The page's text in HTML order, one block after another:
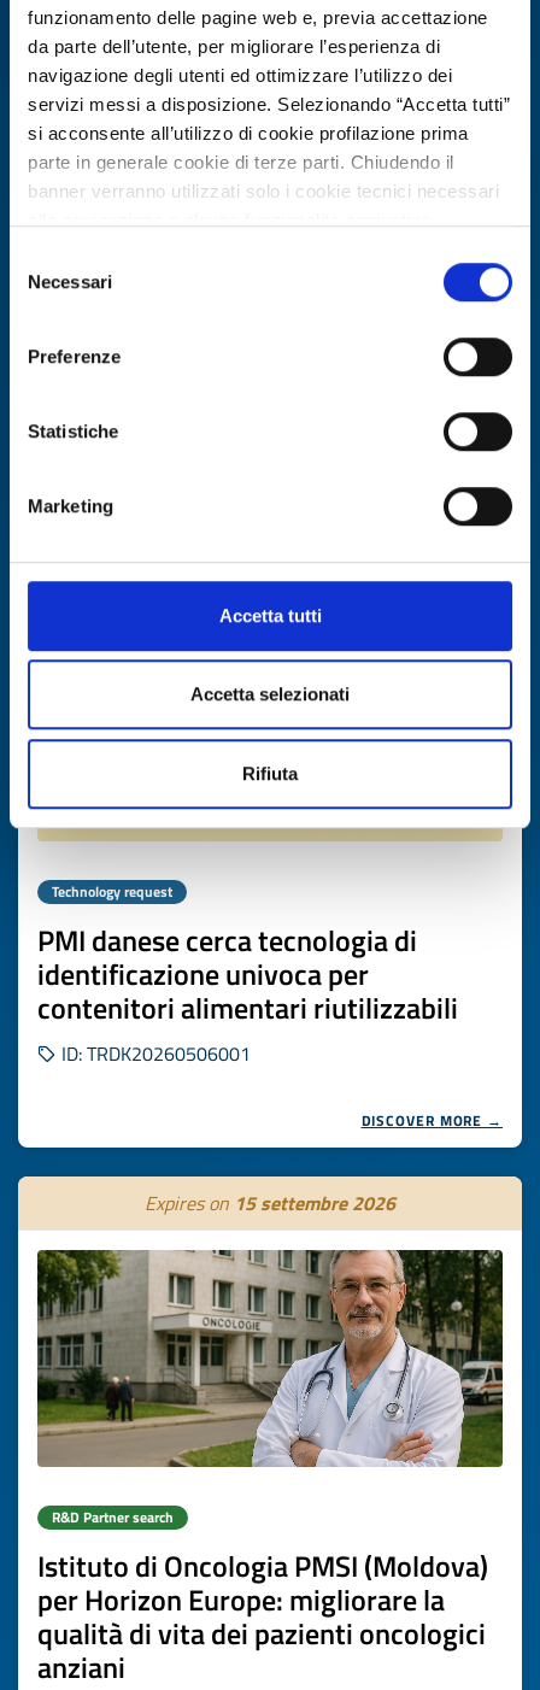
funzionamento delle pagine web e, previa accettazione
da parte dell’utente, per migliorare l’esperienza di
navigazione degli utenti ed ottimizzare l’utilizzo dei
servizi messi a disposizione. Selezionando “Accetta tutti”
si acconsente all’utilizzo di cookie profilazione prima
parte in generale cookie di terze parti. Chiudendo il
banner verranno utilizzati solo i cookie tecnici necessari
Per conoscere i dettagli, consulta la nostra cookie policy.
https://www.openinnovation.regione.lombardia.it/it/co
https://www.openinnovation.regione.lombardia.it/it/pr
delNecessari
Preferenze
Statistiche
Marketing
Accetta tutti
Accetta selezionati
Rifiuta
alimentari per testare trattamento
ID: TRFR20260424019
DISCOVER MORE →
Expires on08 maggio 2027
Technology request
PMI danese cerca tecnologia di
identificazione univoca per
contenitori alimentari riutilizzabili
ID: TRDK20260506001
DISCOVER MORE →
Expires on 15 settembre 2026
R&D Partner search
Istituto di Oncologia PMSI (Moldova)
per Horizon Europe: migliorare la
qualità di vita dei pazienti oncologici
anziani